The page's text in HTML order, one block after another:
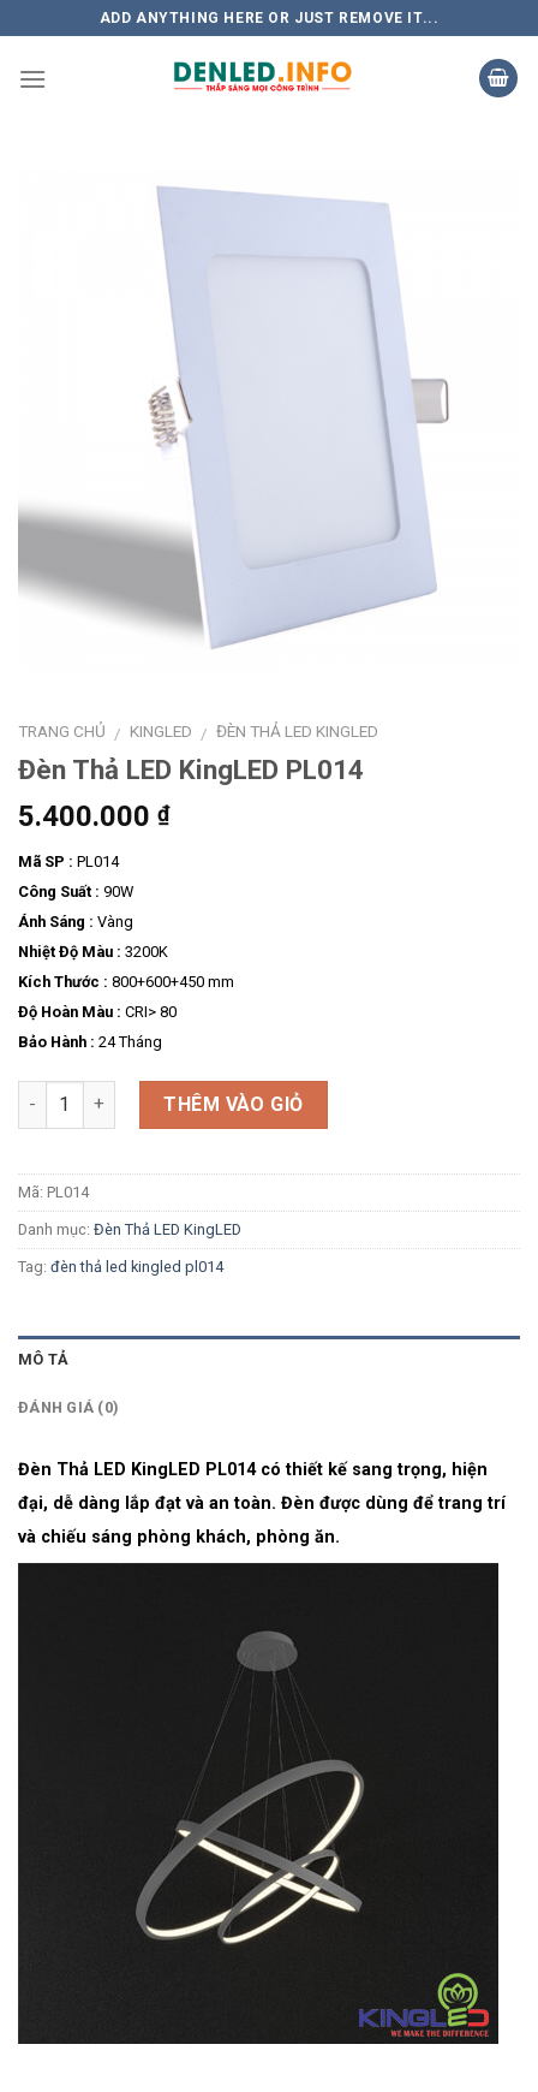
to
content
ADD ANYTHING HERE OR JUST REMOVE IT...
TRANG CHỦ / KINGLED / ĐÈN THẢ LED KINGLED
Đèn Thả LED KingLED PL014
5.400.000 ₫
Mã SP : PL014
Công Suất : 90W
Ánh Sáng : Vàng
Nhiệt Độ Màu : 3200K
Kích Thước : 800+600+450 mm
Độ Hoàn Màu : CRI> 80
Bảo Hành : 24 Tháng
Số lượng THÊM VÀO GIỎ
Mã: PL014
Danh mục: Đèn Thả LED KingLED
Tag: đèn thả led kingled pl014
MÔ TẢ
ĐÁNH GIÁ (0)
Đèn Thả LED KingLED PL014 có thiết kế sang trọng, hiện
đại, dễ dàng lắp đạt và an toàn. Đèn được dùng để trang trí
và chiếu sáng phòng khách, phòng ăn.